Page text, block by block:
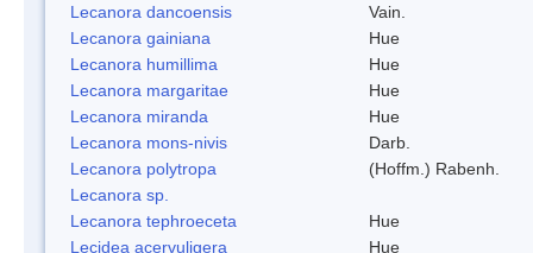
Lecanora dancoensis
Vain.
Lecanora gainiana
Hue
Lecanora humillima
Hue
Lecanora margaritae
Hue
Lecanora miranda
Hue
Lecanora mons-nivis
Darb.
Lecanora polytropa
(Hoffm.) Rabenh.
Lecanora sp.
Lecanora tephroeceta
Hue
Lecidea acervuligera
Hue